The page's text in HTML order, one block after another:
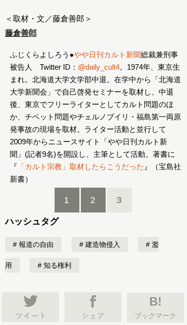
＜取材・文／藤倉善郎＞
藤倉善郎
ふじくらよしろう●やや日刊カルト新聞総裁兼刑事
被告人 Twitter ID： @daily_cult4。1974年、東京生
まれ。北海道大学文学部中退。在学中から「北海道
大学新聞会」で自己啓発セミナーを取材し、中退
後、東京でフリーライターとしてカルト問題のほ
か、チベット問題やチェルノブイリ・福島第一両原
発事故の現場を取材。ライター活動と並行して
2009年からニュースサイト「やや日刊カルト新
聞」(記者9名)を開設し、主筆として活動。著書に
『 「カルト宗教」取材したらこうだった 』（宝島社
新書）
1 2 3
ハッシュタグ
報道の自由 建造物侵入 濫
用 知る権利
B!
ブックマーク